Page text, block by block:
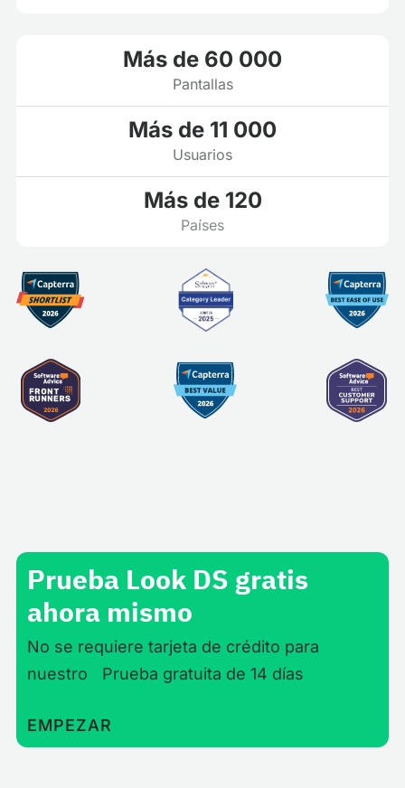
Más de 60 000
Pantallas
Más de 11 000
Usuarios
Más de 120
Países
Prueba Look DS gratis
ahora mismo
No se requiere tarjeta de crédito para
nuestro Prueba gratuita de 14 días
EMPEZAR